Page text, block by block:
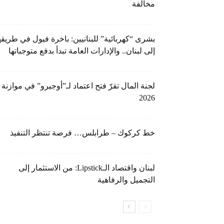
مخالفة
بشرى “كهربائية” للبنانيين: باخرة فيول في
إلى لبنان.. والإدارات العامة تبدأ بدفع متوجباتها
لجنة المال تقرّ فتح اعتماد لـ”أوجيرو” في موازنة
2026
خط كركوك – طرابلس… فرصة تنتظر التنفيذ
لبنان واقتصاد الـLipstick: من الاستثمار إلى
التجميل والرفاهية